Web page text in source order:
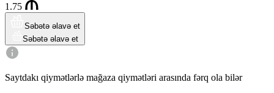
1.75
Səbətə əlavə et
Səbətə əlavə et
Saytdakı qiymətlərlə mağaza qiymətləri arasında fərq ola bilər